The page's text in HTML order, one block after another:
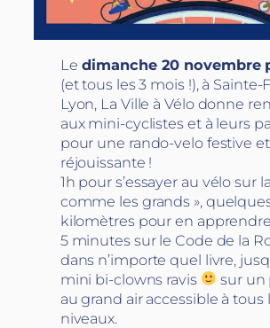
Le dimanche 20 novembre
(et tous les 3 mois !), à Sainte-
Lyon, La Ville à Vélo donne
aux mini-cyclistes et à leurs
pour une rando-velo festive
réjouissante !
1h pour s’essayer au vélo sur
comme les grands »,
kilomètres pour en
5 minutes sur le Code de la
dans n’importe quel livre,
mini bi-clowns ravis
sur un
au grand air accessible à tous
niveaux.